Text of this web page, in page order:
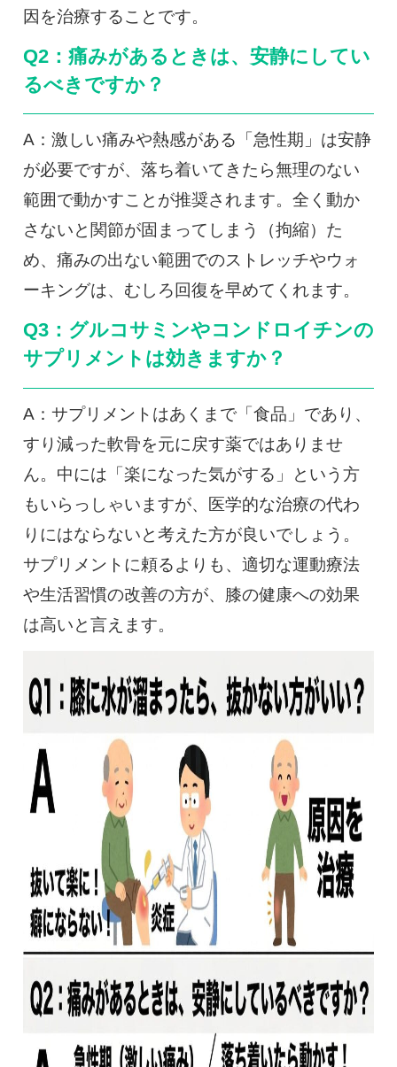
因を治療することです。
Q2：痛みがあるときは、安静にしてい
るべきですか？
A：激しい痛みや熱感がある「急性期」は安静
が必要ですが、落ち着いてきたら無理のない
範囲で動かすことが推奨されます。全く動か
さないと関節が固まってしまう（拘縮）た
め、痛みの出ない範囲でのストレッチやウォ
ーキングは、むしろ回復を早めてくれます。
Q3：グルコサミンやコンドロイチンの
サプリメントは効きますか？
A：サプリメントはあくまで「食品」であり、
すり減った軟骨を元に戻す薬ではありませ
ん。中には「楽になった気がする」という方
もいらっしゃいますが、医学的な治療の代わ
りにはならないと考えた方が良いでしょう。
サプリメントに頼るよりも、適切な運動療法
や生活習慣の改善の方が、膝の健康への効果
は高いと言えます。